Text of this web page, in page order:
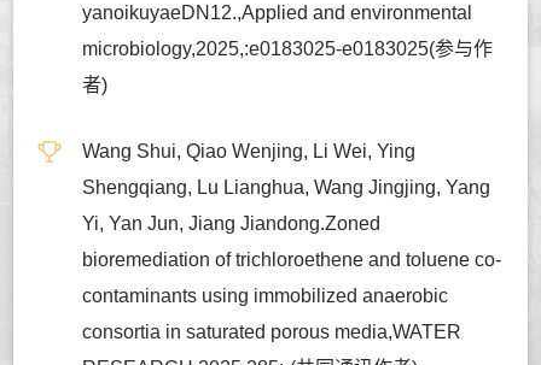
yanoikuyaeDN12.,Applied and environmental
microbiology,2025,:e0183025-e0183025(参与作
者)
Wang Shui, Qiao Wenjing, Li Wei, Ying
Shengqiang, Lu Lianghua, Wang Jingjing, Yang
Yi, Yan Jun, Jiang Jiandong.Zoned
bioremediation of trichloroethene and toluene co-
contaminants using immobilized anaerobic
consortia in saturated porous media,WATER